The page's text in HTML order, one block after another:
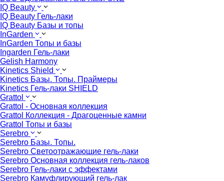
IQ Beauty
IQ Beauty Гель-лаки
IQ Beauty Базы и топы
InGarden
InGarden Топы и базы
Ingarden Гель-лаки
Gelish Harmony
Kinetics Shield
Kinetics Базы. Топы. Праймеры
Kinetics Гель-лаки SHIELD
Grattol
Grattol - Oснoвнaя коллекция
Grattol Коллекция - Драгоценные камни
Grattol Топы и базы
Serebro
Serebro Базы. Топы.
Serebro Светоотражающие гель-лаки
Serebro Основная коллекция гель-лаков
Serebro Гель-лаки с эффектами
Serebro Камуфлирующий гель-лак